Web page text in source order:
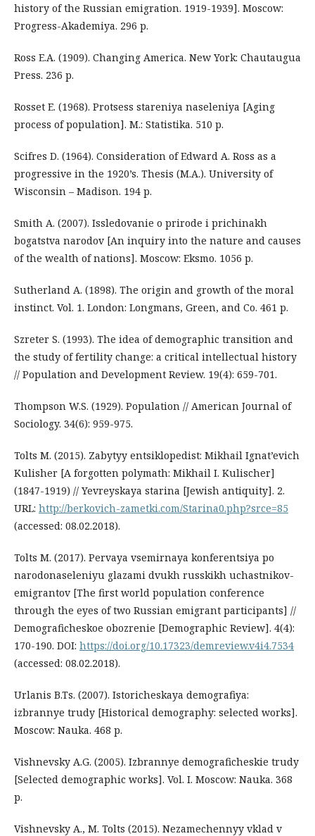
history of the Russian emigration. 1919-1939]. Moscow:
Progress-Akademiya. 296 p.
Ross E.A. (1909). Changing America. New York: Chautaugua
Press. 236 p.
Rosset E. (1968). Protsess stareniya naseleniya [Aging
process of population]. M.: Statistika. 510 p.
Scifres D. (1964). Consideration of Edward A. Ross as a
progressive in the 1920’s. Thesis (M.A.). University of
Wisconsin – Madison. 194 p.
Smith A. (2007). Issledovanie o prirode i prichinakh
bogatstva narodov [An inquiry into the nature and causes
of the wealth of nations]. Moscow: Eksmo. 1056 p.
Sutherland A. (1898). The origin and growth of the moral
instinct. Vol. 1. London: Longmans, Green, and Co. 461 p.
Szreter S. (1993). The idea of demographic transition and
the study of fertility change: a critical intellectual history
// Population and Development Review. 19(4): 659-701.
Thompson W.S. (1929). Population // American Journal of
Sociology. 34(6): 959-975.
Tolts M. (2015). Zabytyy entsiklopedist: Mikhail Ignat’evich
Kulisher [A forgotten polymath: Mikhail I. Kulischer]
(1847-1919) // Yevreyskaya starina [Jewish antiquity]. 2.
URL: http://berkovich-zametki.com/Starina0.php?srce=85
(accessed: 08.02.2018).
Tolts M. (2017). Pervaya vsemirnaya konferentsiya po
narodonaseleniyu glazami dvukh russkikh uchastnikov-
emigrantov [Thе first world population conference
through the eyes of two Russian emigrant participants] //
Demograficheskoe obozrenie [Demographic Review]. 4(4):
170-190. DOI: https://doi.org/10.17323/demreview.v4i4.7534
(accessed: 08.02.2018).
Urlanis B.Ts. (2007). Istoricheskaya demografiya:
izbrannye trudy [Historical demography: selected works].
Moscow: Nauka. 468 p.
Vishnevsky A.G. (2005). Izbrannye demograficheskie trudy
[Selected demographic works]. Vol. I. Moscow: Nauka. 368
p.
Vishnevsky A., M. Tolts (2015). Nezamechennyy vklad v